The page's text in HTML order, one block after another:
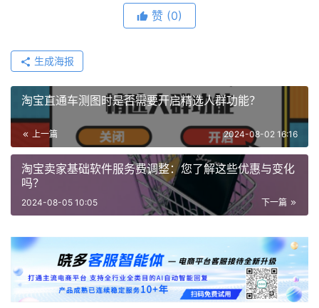
赞 (0)
生成海报
淘宝直通车测图时是否需要开启精选人群功能？
上一篇 2024-08-02 16:16
淘宝卖家基础软件服务费调整：您了解这些优惠与变化
吗？
下一篇
2024-08-05 10:05